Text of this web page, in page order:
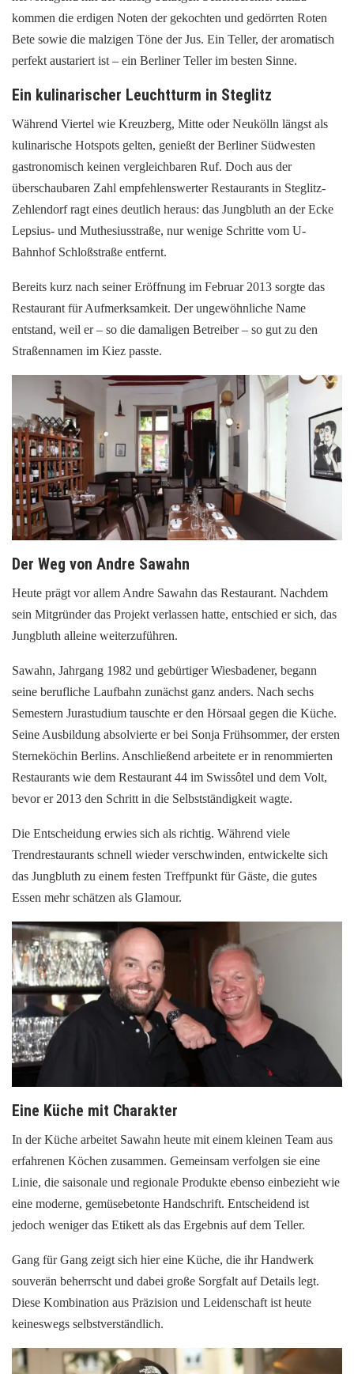
kommen die erdigen Noten der gekochten und gedörrten Roten
Bete sowie die malzigen Töne der Jus. Ein Teller, der aromatisch
perfekt austariert ist – ein Berliner Teller im besten Sinne.
Ein kulinarischer Leuchtturm in Steglitz
Während Viertel wie Kreuzberg, Mitte oder Neukölln längst als
kulinarische Hotspots gelten, genießt der Berliner Südwesten
gastronomisch keinen vergleichbaren Ruf. Doch aus der
überschaubaren Zahl empfehlenswerter Restaurants in Steglitz-
Zehlendorf ragt eines deutlich heraus: das Jungbluth an der Ecke
Lepsius- und Muthesiusstraße, nur wenige Schritte vom U-
Bahnhof Schloßstraße entfernt.
Bereits kurz nach seiner Eröffnung im Februar 2013 sorgte das
Restaurant für Aufmerksamkeit. Der ungewöhnliche Name
entstand, weil er – so die damaligen Betreiber – so gut zu den
Straßennamen im Kiez passte.
Der Weg von Andre Sawahn
Heute prägt vor allem Andre Sawahn das Restaurant. Nachdem
sein Mitgründer das Projekt verlassen hatte, entschied er sich, das
Jungbluth alleine weiterzuführen.
Sawahn, Jahrgang 1982 und gebürtiger Wiesbadener, begann
seine berufliche Laufbahn zunächst ganz anders. Nach sechs
Semestern Jurastudium tauschte er den Hörsaal gegen die Küche.
Seine Ausbildung absolvierte er bei Sonja Frühsommer, der ersten
Sterneköchin Berlins. Anschließend arbeitete er in renommierten
Restaurants wie dem Restaurant 44 im Swissôtel und dem Volt,
bevor er 2013 den Schritt in die Selbstständigkeit wagte.
Die Entscheidung erwies sich als richtig. Während viele
Trendrestaurants schnell wieder verschwinden, entwickelte sich
das Jungbluth zu einem festen Treffpunkt für Gäste, die gutes
Essen mehr schätzen als Glamour.
Eine Küche mit Charakter
In der Küche arbeitet Sawahn heute mit einem kleinen Team aus
erfahrenen Köchen zusammen. Gemeinsam verfolgen sie eine
Linie, die saisonale und regionale Produkte ebenso einbezieht wie
eine moderne, gemüsebetonte Handschrift. Entscheidend ist
jedoch weniger das Etikett als das Ergebnis auf dem Teller.
Gang für Gang zeigt sich hier eine Küche, die ihr Handwerk
souverän beherrscht und dabei große Sorgfalt auf Details legt.
Diese Kombination aus Präzision und Leidenschaft ist heute
keineswegs selbstverständlich.